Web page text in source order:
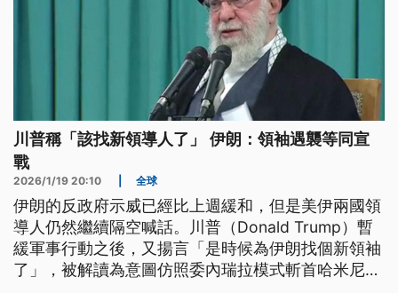
川普稱「該找新領導人了」 伊朗：領袖遇襲等同宣
戰
2026/1/19 20:10 全球
伊朗的反政府示威已經比上週緩和，但是美伊兩國領
導人仍然繼續隔空喊話。川普（Donald Trump）暫
緩軍事行動之後，又揚言「是時候為伊朗找個新領袖
了」，被解讀為意圖仿照委內瑞拉模式斬首哈米尼